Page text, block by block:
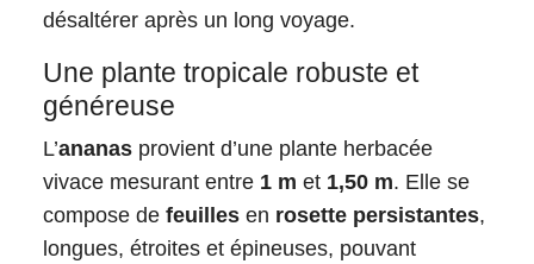
désaltérer après un long voyage.
Une plante tropicale robuste et
généreuse
L’ananas provient d’une plante herbacée
vivace mesurant entre 1 m et 1,50 m. Elle se
compose de feuilles en rosette persistantes,
longues, étroites et épineuses, pouvant